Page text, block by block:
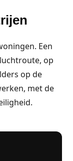
Een
op
op de
met de